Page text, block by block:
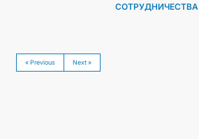
СОТРУДНИЧЕСТВА
« Previous Next »